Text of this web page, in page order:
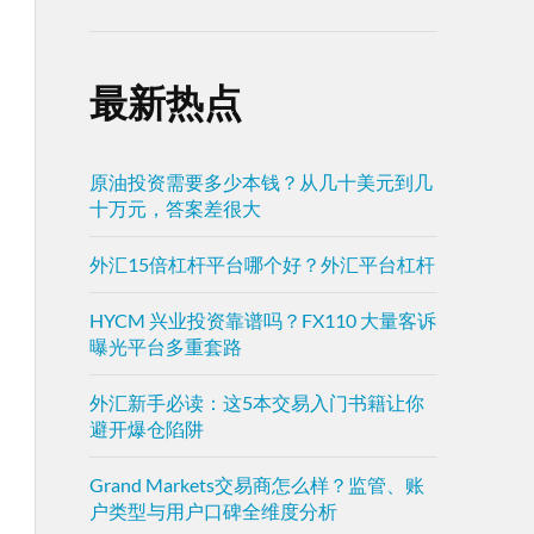
最新热点
原油投资需要多少本钱？从几十美元到几
十万元，答案差很大
外汇15倍杠杆平台哪个好？外汇平台杠杆
HYCM 兴业投资靠谱吗？FX110 大量客诉
曝光平台多重套路
外汇新手必读：这5本交易入门书籍让你
避开爆仓陷阱
Grand Markets交易商怎么样？监管、账
户类型与用户口碑全维度分析